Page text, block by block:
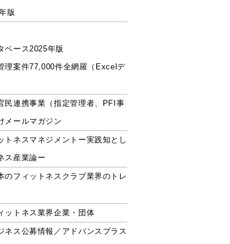
版
ベース2025年版
理案件77,000件全網羅（Excelデ
民連携事業（指定管理者、PFI事
メールマガジン
トネスマネジメントー実践知とし
ス産業論ー
のフィットネスクラブ業界のトレ
ットネス業界企業・団体
ネス公募情報／アドバンスプラス